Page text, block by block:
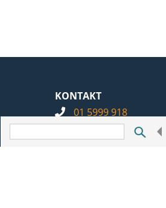
KONTAKT
01 5999 918
info@notarius.hr